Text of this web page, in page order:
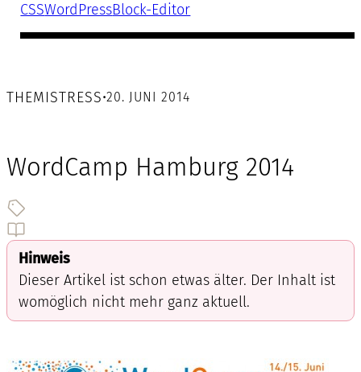
CSSWordPressBlock-Editor
THEMISTRESS•20. JUNI 2014
WordCamp Hamburg 2014
Hinweis
Dieser Artikel ist schon etwas älter. Der Inhalt ist
womöglich nicht mehr ganz aktuell.